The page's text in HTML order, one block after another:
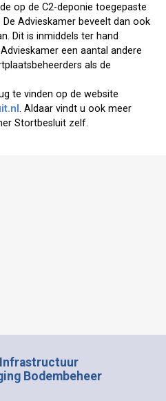
op de C2-deponie toegepaste
Advieskamer beveelt dan ook
Dit is inmiddels ter hand
een aantal andere
als de
te vinden op de website
. Aldaar vindt u ook meer
Stortbesluit zelf.
Bodembeheer